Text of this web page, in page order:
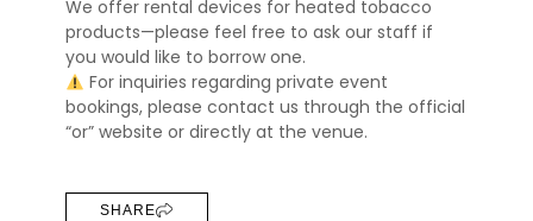
We offer rental devices for heated tobacco
products—please feel free to ask our staff if
you would like to borrow one.
For inquiries regarding private event
bookings, please contact us through the official
“or” website or directly at the venue.
SHARE